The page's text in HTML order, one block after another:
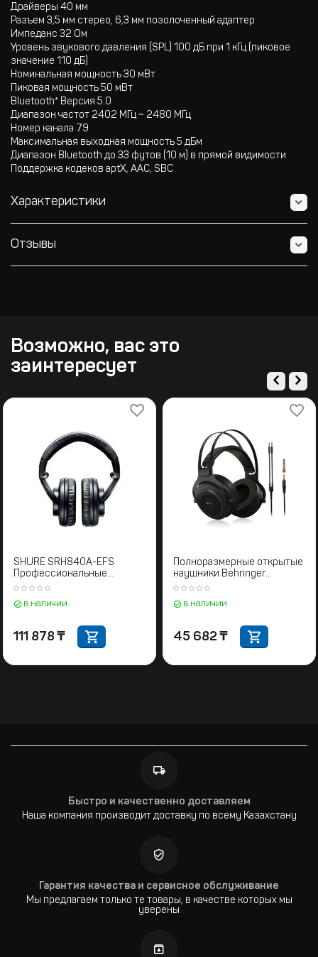
Драйверы 40 мм
Разъем 3,5 мм стерео, 6,3 мм позолоченный адаптер
Импеданс 32 Ом
Уровень звукового давления (SPL) 100 дБ при 1 кГц (пиковое
значение 110 дБ)
Номинальная мощность 30 мВт
Пиковая мощность 50 мВт
Bluetooth* Версия 5.0
Диапазон частот 2402 МГц ~ 2480 МГц
Номер канала 79
Максимальная выходная мощность 5 дБм
Диапазон Bluetooth до 33 футов (10 м) в прямой видимости
Поддержка кодеков aptX, AAC, SBC
Характеристики
Отзывы
Возможно, вас это
заинтересует
SHURE SRH840A-EFS
Профессиональные
мониторные наушники
в наличии
111 878 ₸
Полноразмерные открытые
наушники Behringer
OMEGA_000
в наличии
45 682 ₸
Быстро и качественно доставляем
Наша компания производит доставку по всему Казахстану
Гарантия качества и сервисное обслуживание
Мы предлагаем только те товары, в качестве которых мы
уверены